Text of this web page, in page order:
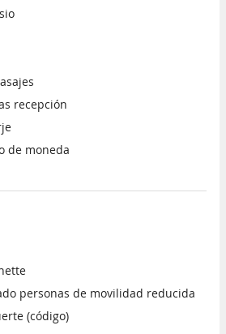
recepción
de moneda
personas de movilidad reducida
(código)